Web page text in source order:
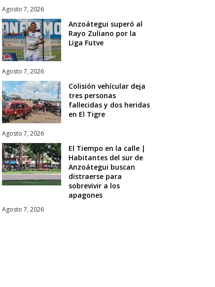
Agosto 7, 2026
Anzoátegui superó al
Rayo Zuliano por la
Liga Futve
Agosto 7, 2026
Colisión vehícular deja
tres personas
fallecidas y dos heridas
en El Tigre
Agosto 7, 2026
El Tiempo en la calle |
Habitantes del sur de
Anzoátegui buscan
distraerse para
sobrevivir a los
apagones
Agosto 7, 2026